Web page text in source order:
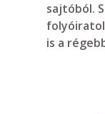
sajtóból.
is a